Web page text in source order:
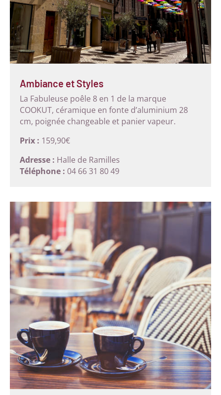
Ambiance et Styles
La Fabuleuse poêle 8 en 1 de la marque
COOKUT, céramique en fonte d’aluminium 28
cm, poignée changeable et panier vapeur.
Prix : 159,90€
Adresse : Halle de Ramilles
Téléphone : 04 66 31 80 49